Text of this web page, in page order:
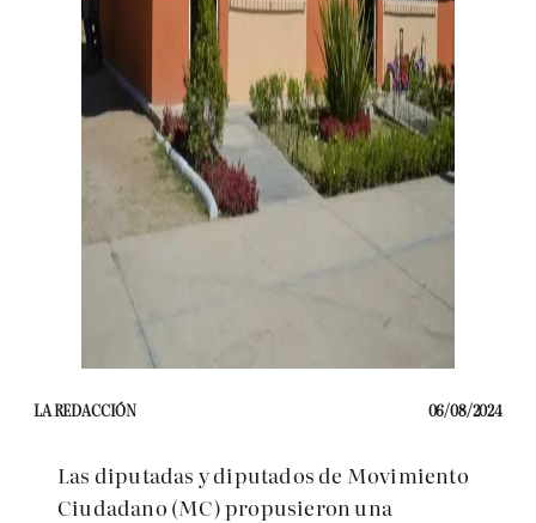
LA REDACCIÓN 06/08/2024
Las diputadas y diputados de Movimiento
Ciudadano (MC) propusieron una